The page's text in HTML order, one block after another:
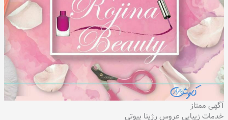
آگهی ممتاز
خدمات زیبایی عروس رژینا بیوتی